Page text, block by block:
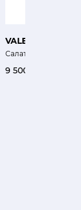
VALERIE-CONCEPT
Салатник 24 см Экзо
9 500 ₽